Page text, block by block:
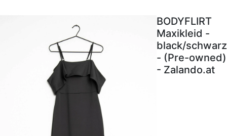
BODYFLIRT
Maxikleid -
black/schwarz
- (Pre-owned)
- Zalando.at